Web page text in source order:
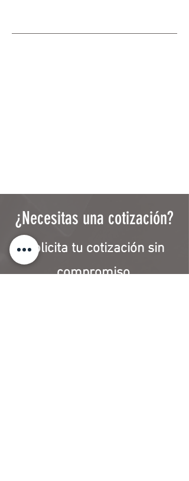
¿Necesitas una cotización?
Solicita tu cotización sin
compromiso.